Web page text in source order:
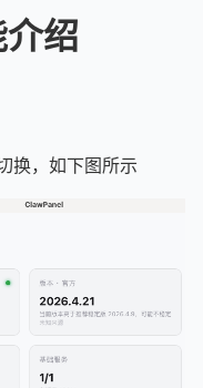
绍
换，如下图所示